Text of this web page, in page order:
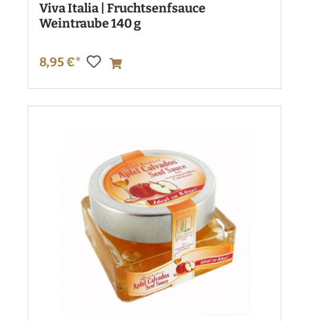
Viva Italia | Fruchtsenfsauce
Weintraube 140 g
8,95 €*